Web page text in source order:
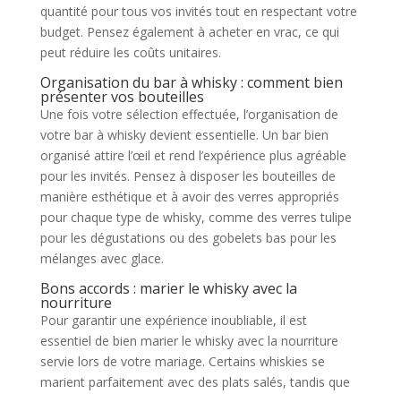
quantité pour tous vos invités tout en respectant votre
budget. Pensez également à acheter en vrac, ce qui
peut réduire les coûts unitaires.
Organisation du bar à whisky : comment bien
présenter vos bouteilles
Une fois votre sélection effectuée, l’organisation de
votre bar à whisky devient essentielle. Un bar bien
organisé attire l’œil et rend l’expérience plus agréable
pour les invités. Pensez à disposer les bouteilles de
manière esthétique et à avoir des verres appropriés
pour chaque type de whisky, comme des verres tulipe
pour les dégustations ou des gobelets bas pour les
mélanges avec glace.
Bons accords : marier le whisky avec la
nourriture
Pour garantir une expérience inoubliable, il est
essentiel de bien marier le whisky avec la nourriture
servie lors de votre mariage. Certains whiskies se
marient parfaitement avec des plats salés, tandis que